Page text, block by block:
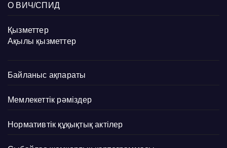
О ВИЧ/СПИД
Қызметтер
Ақылы қызметтер
Байланыс ақпараты
Мемлекеттік рәміздер
Нормативтік құқықтық актілер